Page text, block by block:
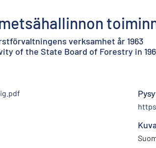
verksamhet år 1963
of the State Board of Forestry in